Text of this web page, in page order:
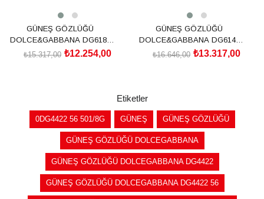
GÜNEŞ GÖZLÜĞÜ
DOLCE&GABBANA DG6187
501/8753₺12.254,00
₺15.317,00
GÜNEŞ GÖZLÜĞÜ
DOLCE&GABBANA DG6144
501/8G54₺13.317,00
₺16.646,00
Etiketler
0DG4422 56 501/8G GÜNEŞ GÜNEŞ GÖZLÜĞÜ
GÜNEŞ GÖZLÜĞÜ DOLCEGABBANA
GÜNEŞ GÖZLÜĞÜ DOLCEGABBANA DG4422
GÜNEŞ GÖZLÜĞÜ DOLCEGABBANA DG4422 56